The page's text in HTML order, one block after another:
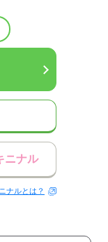
ニナル
ナルとは？